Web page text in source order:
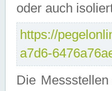
oder auch
https://
a7d6-
Die